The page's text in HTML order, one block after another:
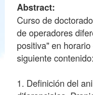
Abstract:
Curso de
de operadores
positiva" en
siguiente contenido:
1. Definición del